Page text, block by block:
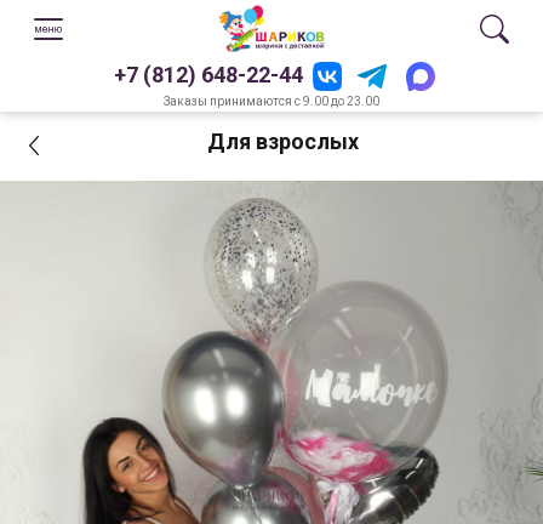
+7 (812) 648-22-44
Заказы принимаются с 9.00 до 23.00
Для взрослых